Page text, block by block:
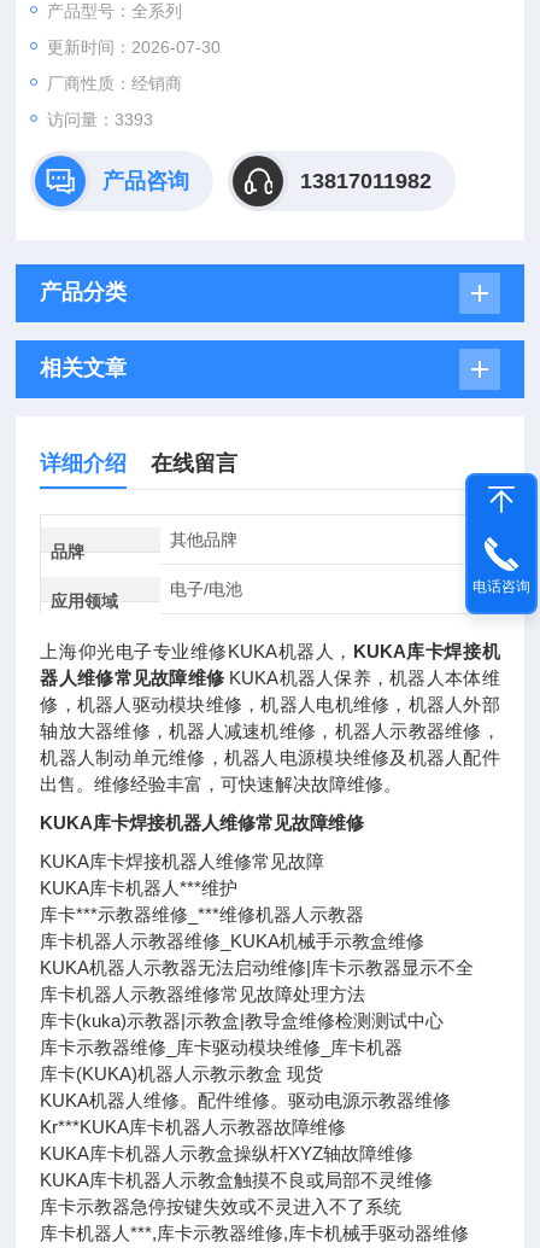
器人配件出售。维修经验丰富，可快速解决故障维修。
产品型号：全系列
更新时间：2026-07-30
厂商性质：经销商
访问量：3393
产品咨询 13817011982
产品分类
相关文章
详细介绍 在线留言
品牌
其他品牌
应用领域
电子/电池
上海仰光电子专业维修KUKA机器人， KUKA库卡焊接机
器人维修常见故障维修 KUKA机器人保养，机器人本体维
修，机器人驱动模块维修，机器人电机维修，机器人外部
轴放大器维修，机器人减速机维修，机器人示教器维修，
机器人制动单元维修，机器人电源模块维修及机器人配件
出售。维修经验丰富，可快速解决故障维修。
KUKA库卡焊接机器人维修常见故障维修
KUKA库卡焊接机器人维修常见故障
KUKA库卡机器人***维护
库卡***示教器维修_***维修机器人示教器
库卡机器人示教器维修_KUKA机械手示教盒维修
KUKA机器人示教器无法启动维修|库卡示教器显示不全
库卡机器人示教器维修常见故障处理方法
库卡(kuka)示教器|示教盒|教导盒维修检测测试中心
库卡示教器维修_库卡驱动模块维修_库卡机器
库卡(KUKA)机器人示教示教盒 现货
KUKA机器人维修。配件维修。驱动电源示教器维修
Kr***KUKA库卡机器人示教器故障维修
KUKA库卡机器人示教盒操纵杆XYZ轴故障维修
KUKA库卡机器人示教盒触摸不良或局部不灵维修
库卡示教器急停按键失效或不灵进入不了系统
库卡机器人***,库卡示教器维修,库卡机械手驱动器维修
电话咨询